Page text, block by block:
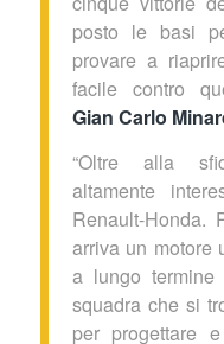
posto le basi
provare a
facile contro
Gian Carlo
“Oltre alla
altamente
Renault-
arriva un motore
a lungo
squadra che si
per progettare